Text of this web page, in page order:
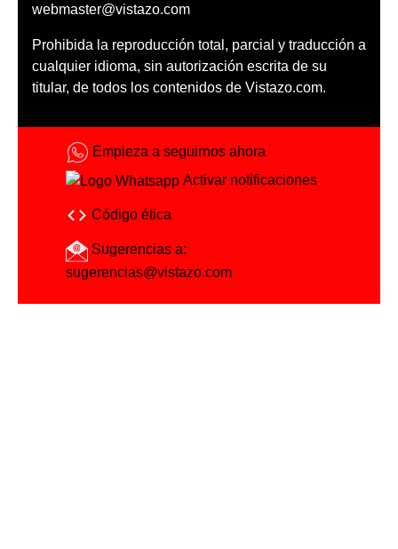
webmaster@vistazo.com
Prohibida la reproducción total, parcial y traducción a
cualquier idioma, sin autorización escrita de su
titular, de todos los contenidos de Vistazo.com.
Empieza a seguirnos ahora
Activar notificaciones
Código ética
Sugerencias a:
sugerencias@vistazo.com